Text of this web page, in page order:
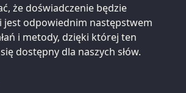
że doświadczenie będzie
jest odpowiednim następstwem
i metody, dzięki której ten
dostępny dla naszych słów.